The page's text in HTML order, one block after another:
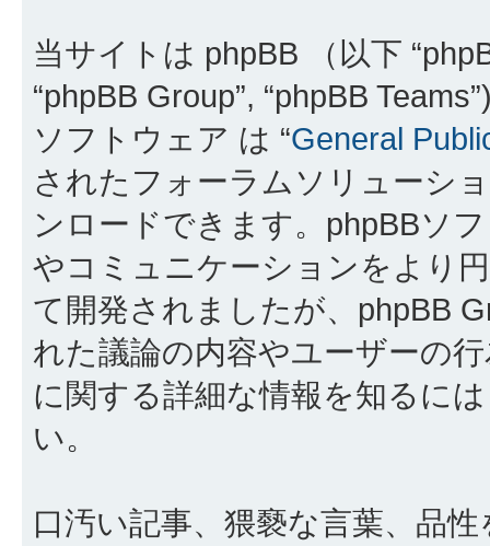
当サイトは phpBB （以下
“phpBB Group”, “phpBB
ソフトウェア は “General
されたフォーラムソリューシ
ンロードできます。phpBBソ
やコミュニケーションをより
て開発されましたが、phpBB
れた議論の内容やユーザーの
に関する詳細な情報を知るに
い。
口汚い記事、猥褻な言葉、品